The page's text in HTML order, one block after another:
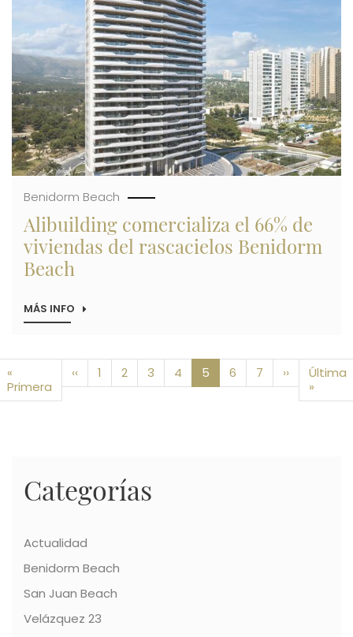
‘EDIFICIO
MÁS
EXCLUSIVO’
DE
MADRID
Benidorm Beach
Alibuilding comercializa el 66% de
viviendas del rascacielos Benidorm
Beach
MÁS INFO SOBRE
66%
DE
VIVIENDAS
Paginación
«
PrimeraPrimera página
‹‹Página anterior
1 2 3 4 5 6 7 ››Siguiente
Última
»
Categorías
Actualidad
Benidorm Beach
San Juan Beach
Velázquez 23